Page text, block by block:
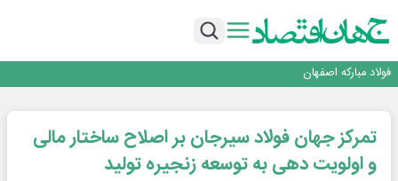
تداوم صعود مس در بازارهای جهانی؛ قیمت فلز سرخ از ۱۴هزار دلار در هر تن عبور کرد
فولاد مبارکه اصفهان
تجدیدپذیر با حضور استاندار اصفهان
گفتگو با کاوه معلمی، مدیر حسابداری مدیریت فولادسنگان
تداوم صعود مس در بازارهای جهانی؛ قیمت فلز سرخ از ۱۴هزار دلار در هر تن عبور کرد
فولاد در تله قیمت‌گذاری دستوری
تمرکز جهان فولاد سیرجان بر اصلاح ساختار مالی
و اولویت دهی به توسعه زنجیره تولید